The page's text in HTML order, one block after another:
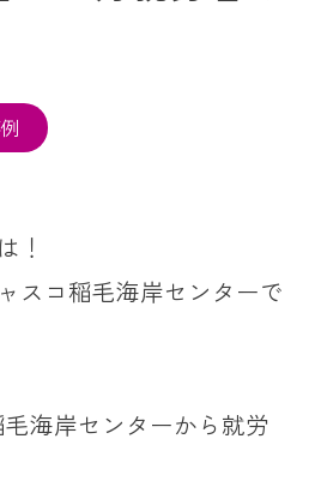
！
スコ稲毛海岸センターで
毛海岸センターから就労